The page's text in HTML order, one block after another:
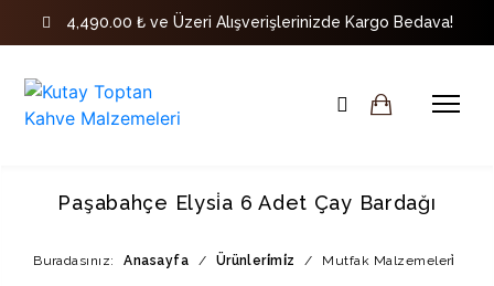
4,490.00 ₺ ve Üzeri Alışverişlerinizde Kargo Bedava!
Paşabahçe Elysi̇a 6 Adet Çay Bardağı
Buradasınız: Anasayfa / Ürünleri̇mi̇z / Mutfak Malzemeleri̇